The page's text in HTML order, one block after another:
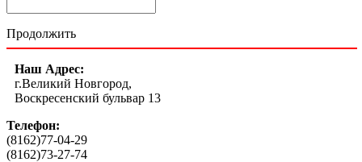
Продолжить
Наш Адрес:
г.Великий Новгород,
Воскресенский бульвар 13
Телефон:
(8162)77-04-29
(8162)73-27-74